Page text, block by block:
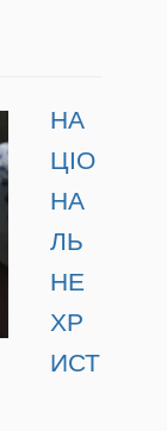
НА
ЦІО
НА
ЛЬ
НЕ
ХР
ИСТ